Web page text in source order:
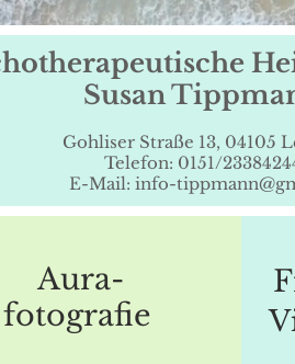
Susan
Gohliser Straße 13, 04105
Telefon: 0151/
E-Mail: info-
Aura-
fotografie